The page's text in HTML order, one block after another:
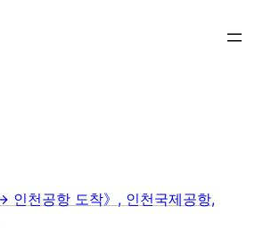
인천공항 도착》, 인천국제공항,